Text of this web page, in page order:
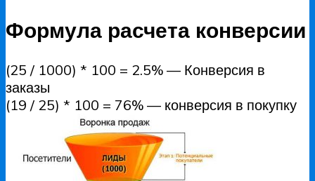
Формула расчета конверсии
(25 / 1000) * 100 = 2.5% — Конверсия в
заказы
(19 / 25) * 100 = 76% — конверсия в покупку